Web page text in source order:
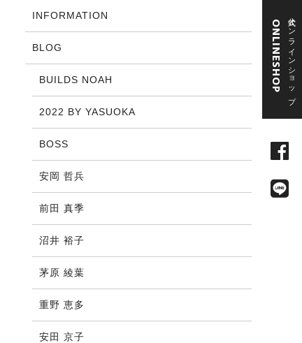
公式オンラインショップ
ONLINESHOP
INFORMATION
BLOG
BUILDS NOAH
2022 BY YASUOKA
BOSS
安岡 哲兵
前田 真季
沼井 裕子
茅原 綾葉
重野 恵多
安田 京子